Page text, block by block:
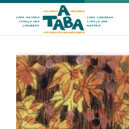
Livros
Resenhas